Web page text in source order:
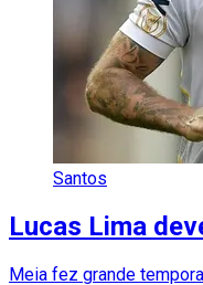
Santos
Lucas Lima
Meia fez grande